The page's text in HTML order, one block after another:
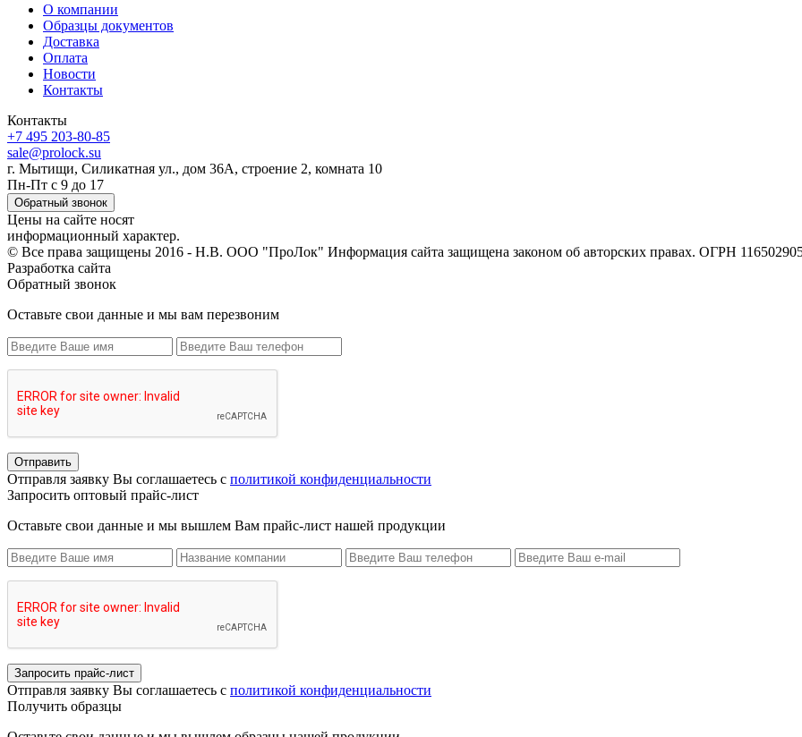
О компании
Образцы документов
Доставка
Оплата
Новости
Контакты
Контакты
+7 495 203-80-85
sale@prolock.su
г. Мытищи, Силикатная ул., дом 36А, строение 2, комната 10
Пн-Пт с 9 до 17
Обратный звонок
Цены на сайте носят
информационный характер.
© Все права защищены 2016 - Н.В. ООО "ПроЛок" Информация сайта защищена законом об авторских правах. ОГРН
Разработка сайта
Обратный звонок
Оставьте свои данные и мы вам перезвоним
Отправить
Отправля заявку Вы соглашаетесь с политикой конфиденциальности
Запросить оптовый прайс-лист
Оставьте свои данные и мы вышлем Вам прайс-лист нашей продукции
Запросить прайс-лист
Отправля заявку Вы соглашаетесь с политикой конфиденциальности
Получить образцы